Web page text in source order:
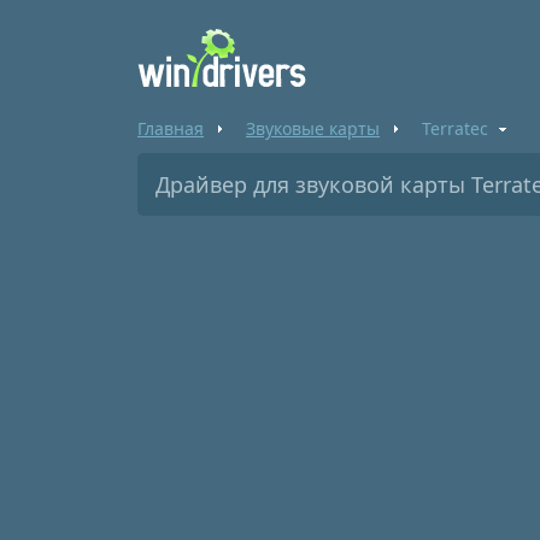
Главная Звуковые карты Terratec
Драйвер для звуковой карты